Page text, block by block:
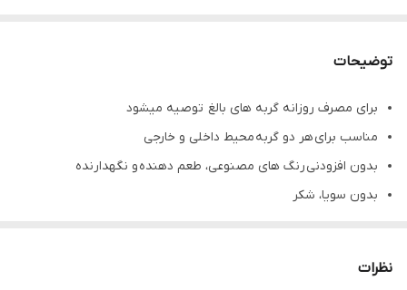
توضیحات
برای مصرف روزانه گربه های بالغ توصیه میشود
مناسب برای هر دو گربه محیط داخلی و خارجی
بدون افزودنی رنگ های مصنوعی، طعم دهنده و نگهدارنده
بدون سویا، شکر
نظرات